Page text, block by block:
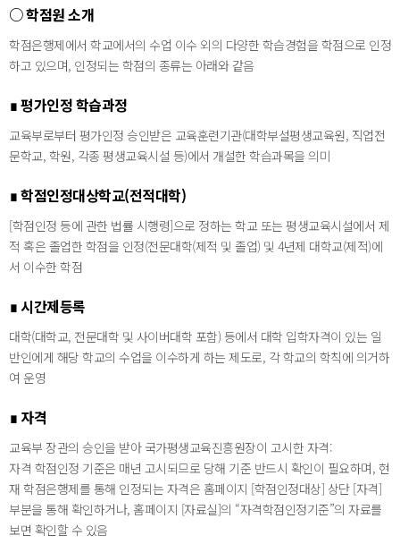
○ 학점원 소개
학점은행제에서 학교에서의 수업 이수 외의 다양한 학습경험을 학점으로 인정
하고 있으며, 인정되는 학점의 종류는 아래와 같음
∎ 평가인정 학습과정
교육부로부터 평가인정 승인받은 교육훈련기관(대학부설평생교육원, 직업전
문학교, 학원, 각종 평생교육시설 등)에서 개설한 학습과목을 의미
∎ 학점인정대상학교(전적대학)
[학점인정 등에 관한 법률 시행령]으로 정하는 학교 또는 평생교육시설에서 제
적 혹은 졸업한 학점을 인정(전문대학(제적 및 졸업) 및 4년제 대학교(제적)에
서 이수한 학점
∎ 시간제등록
대학(대학교, 전문대학 및 사이버대학 포함) 등에서 대학 입학자격이 있는 일
반인에게 해당 학교의 수업을 이수하게 하는 제도로, 각 학교의 학칙에 의거하
여 운영
∎ 자격
교육부 장관의 승인을 받아 국가평생교육진흥원장이 고시한 자격:
자격 학점인정 기준은 매년 고시되므로 당해 기준 반드시 확인이 필요하며, 현
재 학점은행제를 통해 인정되는 자격은 홈페이지 [학점인정대상] 상단 [자격]
부분을 통해 확인하거나, 홈페이지 [자료실]의 “자격학점인정기준”의 자료를
보면 확인할 수 있음